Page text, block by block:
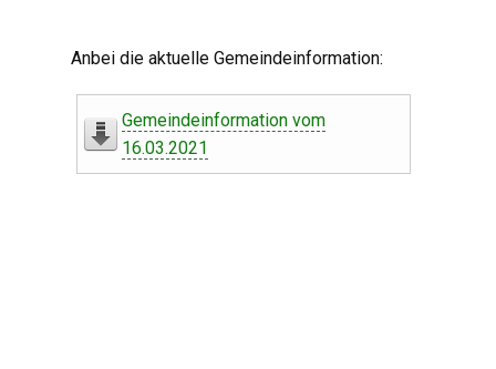
Leben in Oberdorf
Anbei die aktuelle Gemeindeinformation:
Gemeindeinformation vom
16.03.2021